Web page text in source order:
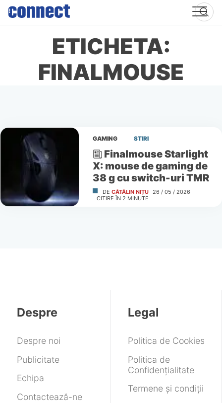
Skip
content
ETICHETA:
FINALMOUSE
GAMING STIRI
Finalmouse Starlight
X: mouse de gaming de
38 g cu switch-uri TMR
DE CĂTĂLIN NIȚU 26 / 05 / 2026
CITIRE ÎN 2 MINUTE
Despre
Despre noi
Publicitate
Echipa
Contactează-ne
Legal
Politica de Cookies
Politica de
Confidențialitate
Termene și condiții